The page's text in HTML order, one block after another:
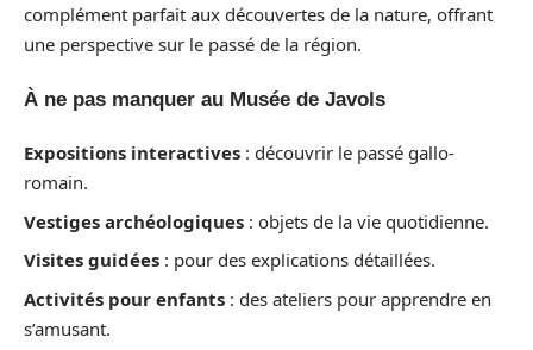
complément parfait aux découvertes de la nature, offrant
une perspective sur le passé de la région.
À ne pas manquer au Musée de Javols
Expositions interactives : découvrir le passé gallo-
romain.
Vestiges archéologiques : objets de la vie quotidienne.
Visites guidées : pour des explications détaillées.
Activités pour enfants : des ateliers pour apprendre en
s’amusant.